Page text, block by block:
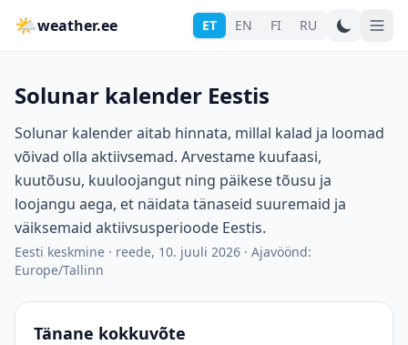
🌤weather.ee ET EN FI RU
Solunar kalender Eestis
Solunar kalender aitab hinnata, millal kalad ja loomad
võivad olla aktiivsemad. Arvestame kuufaasi,
kuutõusu, kuuloojangut ning päikese tõusu ja
loojangu aega, et näidata tänaseid suuremaid ja
väiksemaid aktiivsusperioode Eestis.
Eesti keskmine · reede, 10. juuli 2026 · Ajavöönd:
Europe/Tallinn
Tänane kokkuvõte